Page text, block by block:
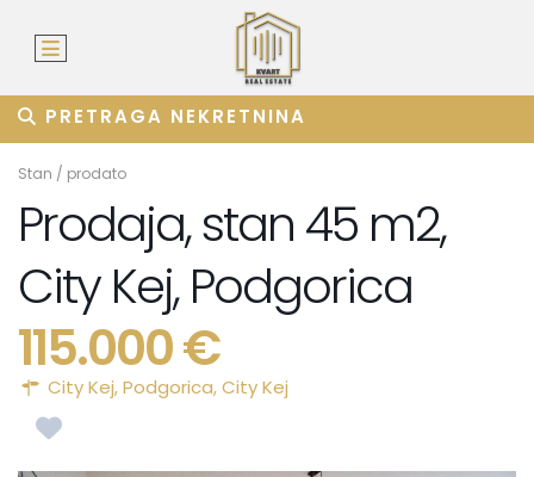
PRETRAGA NEKRETNINA
Stan / prodato
Prodaja, stan 45 m2,
City Kej, Podgorica
115.000 €
City Kej,Podgorica,City Kej